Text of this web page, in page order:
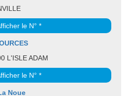
le N° *
L'ISLE ADAM
le N° *
Noue